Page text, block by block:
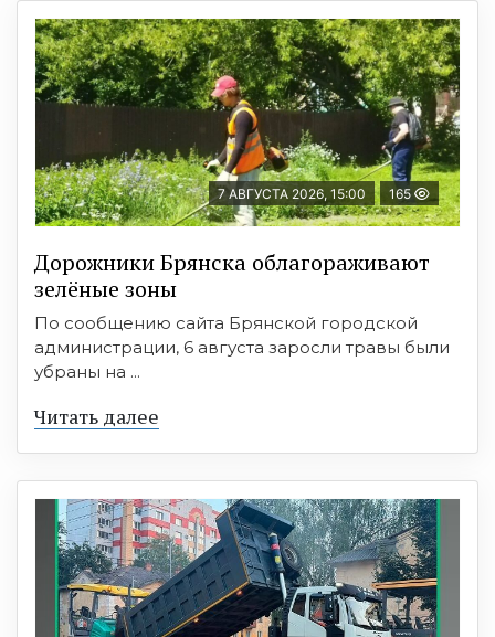
7 АВГУСТА 2026, 15:00 165
Дорожники Брянска облагораживают
зелёные зоны
По сообщению сайта Брянской городской
администрации, 6 августа заросли травы были
убраны на ...
Читать далее